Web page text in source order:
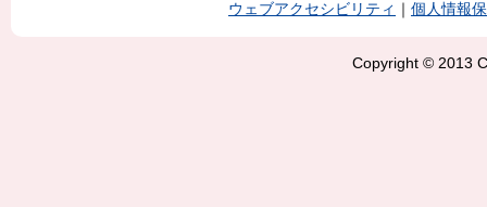
ウェブアクセシビリティ 個人情報
Copyright © 2013